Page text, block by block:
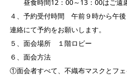
昼食時間12：00～13：00はご遠慮
４、予約受付時間 午前９時から午
連絡にて予約をお願いします。
５、面会場所 １階ロビー
６、面会方法
①面会者すべて、不織布マスクとフ